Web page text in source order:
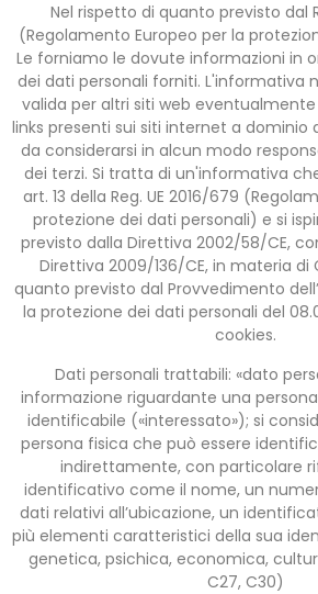
Nel rispetto di quanto previsto dal
(Regolamento Europeo per la
Le forniamo le dovute informazioni in
dei dati personali forniti. L'informativa
valida per altri siti web
links presenti sui siti internet a dominio
da considerarsi in alcun modo
dei terzi. Si tratta di un'informativa
art. 13 della Reg. UE 2016/679
protezione dei dati personali) e si
previsto dalla Direttiva 2002/58/CE,
Direttiva 2009/136/CE, in materia di
quanto previsto dal Provvedimento
la protezione dei dati personali del
cookies.
Dati personali trattabili: «dato
informazione riguardante una
identificabile («interessato»); si
persona fisica che può essere
indirettamente, con particolare
identificativo come il nome, un
dati relativi all’ubicazione, un
più elementi caratteristici della sua
genetica, psichica, economica,
C27, C30)